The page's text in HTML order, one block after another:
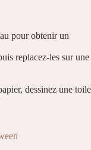
pour obtenir un
replacez-les sur une
dessinez une toile